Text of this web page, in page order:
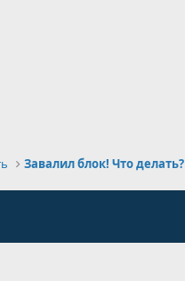
Завалил блок! Что делать?